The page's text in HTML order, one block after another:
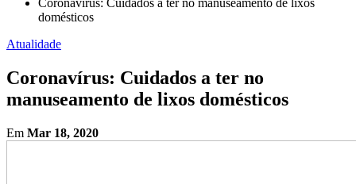
Coronavírus: Cuidados a ter no manuseamento de lixos
domésticos
Atualidade
Coronavírus: Cuidados a ter no
manuseamento de lixos domésticos
Em Mar 18, 2020